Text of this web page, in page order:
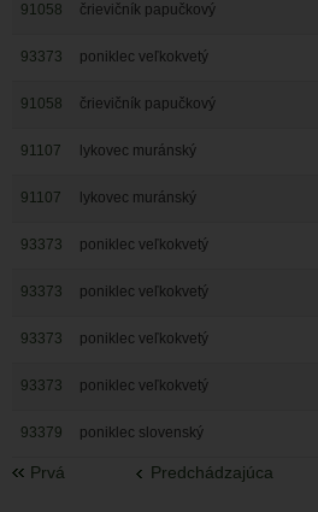
91058 črievičník papučkový
93373 poniklec veľkokvetý
91058 črievičník papučkový
91107 lykovec muránský
91107 lykovec muránský
93373 poniklec veľkokvetý
93373 poniklec veľkokvetý
93373 poniklec veľkokvetý
93373 poniklec veľkokvetý
93379 poniklec slovenský
Prvá Predchádzajúca